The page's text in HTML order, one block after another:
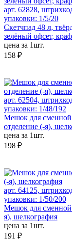
арт. 62828,
упаковки: 1/5/20
Скетчпад 48 л,
зелёный офсет,
цена за 1шт.
158 ₽
арт. 62504,
упаковки: 1/48/192
Мешок для сменной
отделение (-я),
цена за 1шт.
198 ₽
арт. 64125,
упаковки: 1/50/200
Мешок для сменной
я), шелкография
цена за 1шт.
191 ₽